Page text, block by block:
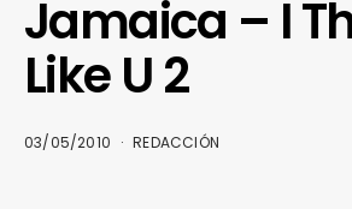
Jamaica – I
Like U 2
03/05/2010 REDACCIÓN